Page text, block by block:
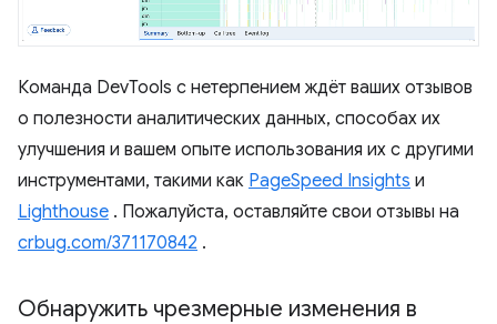
Команда DevTools с нетерпением ждёт ваших отзывов
о полезности аналитических данных, способах их
улучшения и вашем опыте использования их с другими
инструментами, такими как PageSpeed ​​Insights и
Lighthouse . Пожалуйста, оставляйте свои отзывы на
crbug.com/371170842 .
Обнаружить чрезмерные изменения в